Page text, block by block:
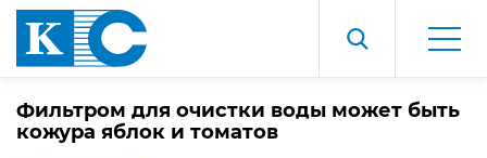
Фильтром для очистки воды может быть
кожура яблок и томатов